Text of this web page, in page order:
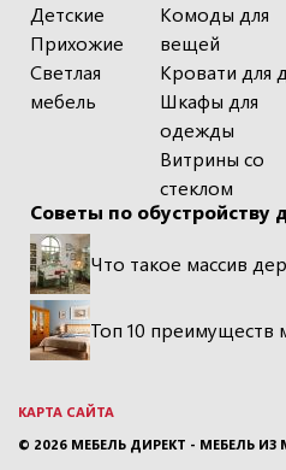
Детские
Прихожие
Светлая
мебель
Комоды для
вещей
Кровати для
Шкафы для
одежды
Витрины со
стеклом
Советы по обустройству
Что такое массив
Топ 10 преимуществ
КАРТА САЙТА
© 2026 МЕБЕЛЬ ДИРЕКТ - МЕБЕЛЬ ИЗ